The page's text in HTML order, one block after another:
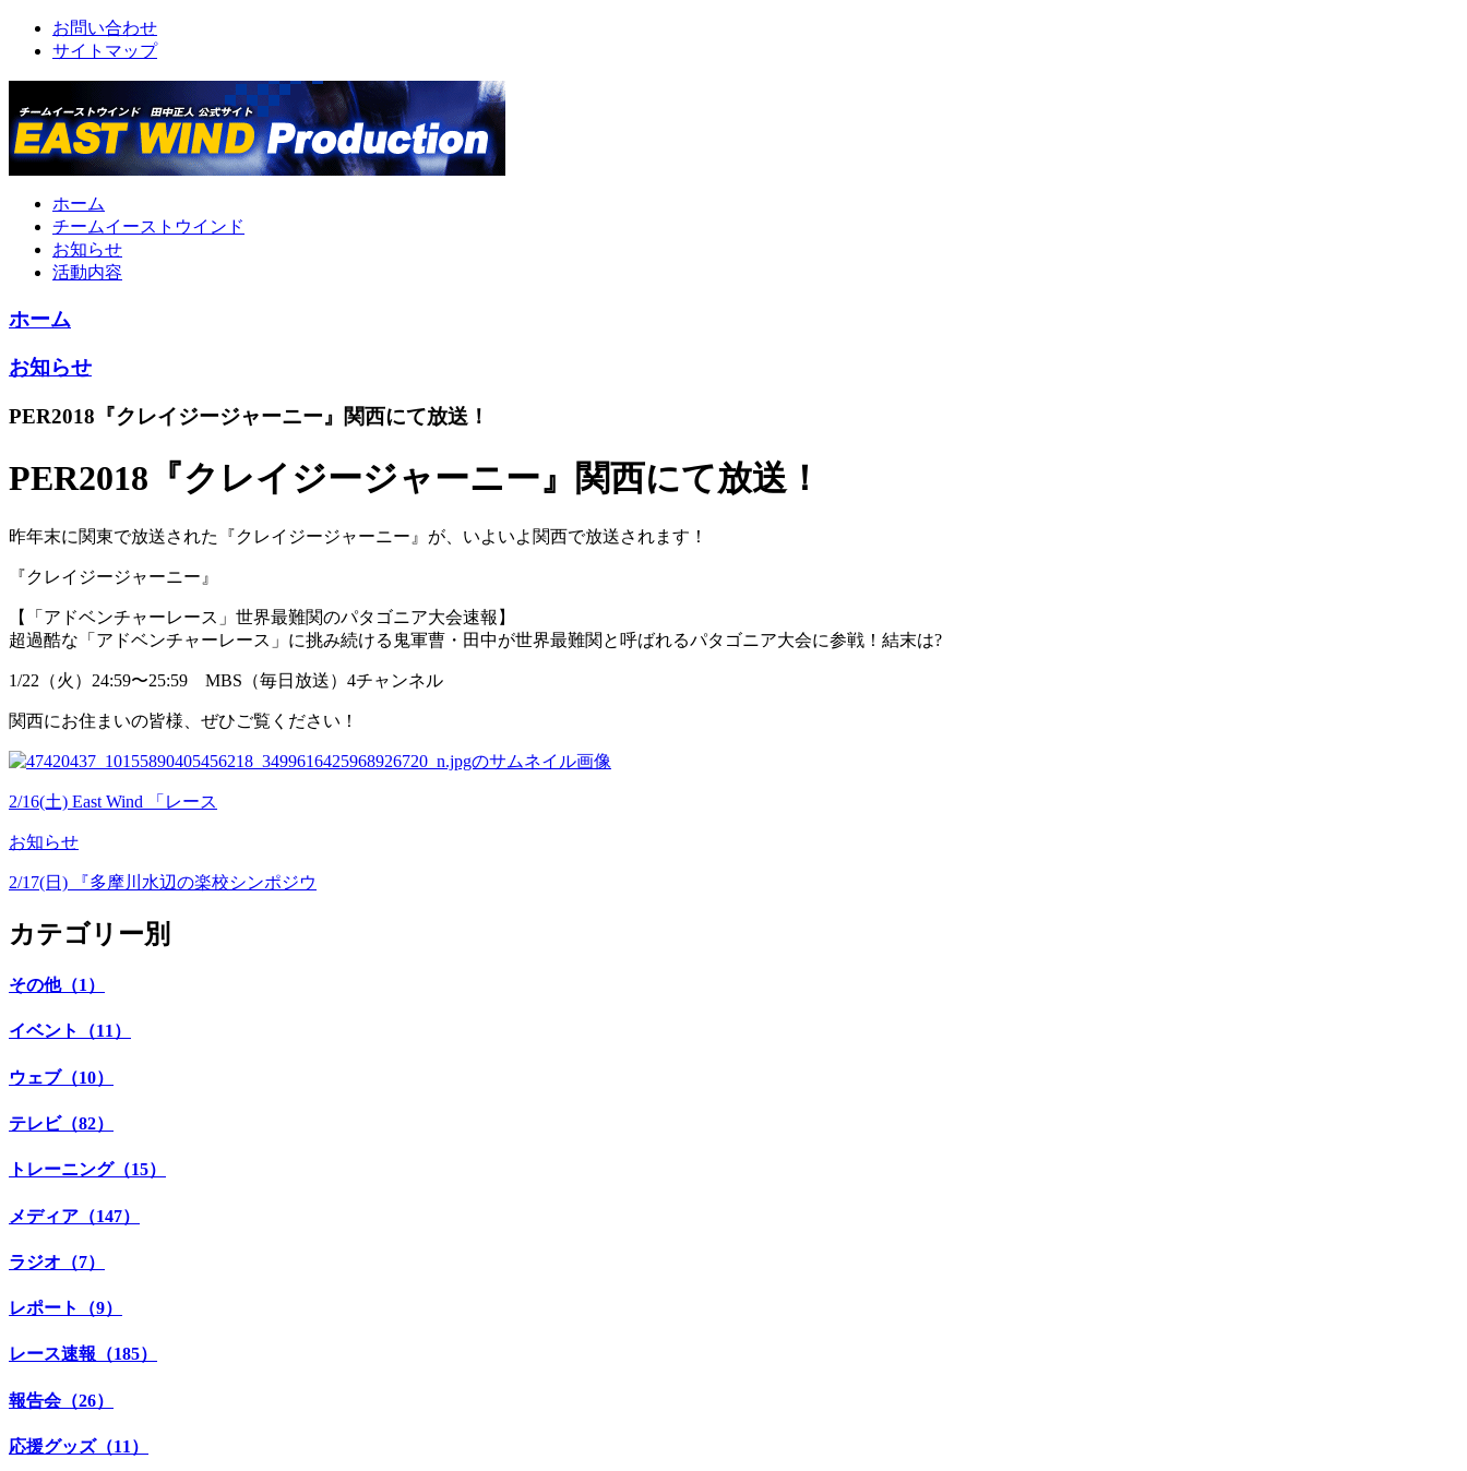
お問い合わせ
サイトマップ
ホーム
チームイーストウインド
お知らせ
活動内容
ホーム
お知らせ
PER2018『クレイジージャーニー』関西にて放送！
PER2018『クレイジージャーニー』関西にて放送！
昨年末に関東で放送された『クレイジージャーニー』が、いよいよ関西で放送されます！
『クレイジージャーニー』
【「アドベンチャーレース」世界最難関のパタゴニア大会速報】
超過酷な「アドベンチャーレース」に挑み続ける鬼軍曹・田中が世界最難関と呼ばれるパタゴニア大会に参戦！結末は?
1/22（火）24:59〜25:59 MBS（毎日放送）4チャンネル
関西にお住まいの皆様、ぜひご覧ください！
2/16(土) East Wind 「レース
お知らせ
2/17(日) 『多摩川水辺の楽校シンポジウ
カテゴリー別
その他（1）
イベント（11）
ウェブ（10）
テレビ（82）
トレーニング（15）
メディア（147）
ラジオ（7）
レポート（9）
レース速報（185）
報告会（26）
応援グッズ（11）